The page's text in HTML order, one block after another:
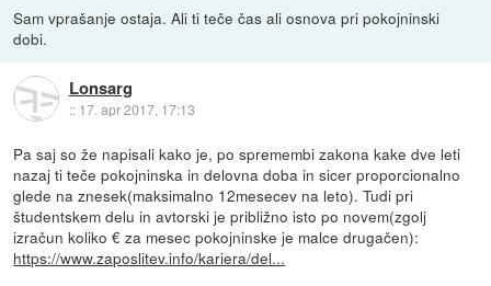
Sam vprašanje ostaja. Ali ti teče čas ali osnova pri pokojninski
dobi.
Lonsarg
:: 17. apr 2017, 17:13
Pa saj so že napisali kako je, po spremembi zakona kake dve leti
nazaj ti teče pokojninska in delovna doba in sicer proporcionalno
glede na znesek(maksimalno 12mesecev na leto). Tudi pri
študentskem delu in avtorski je približno isto po novem(zgolj
izračun koliko € za mesec pokojninske je malce drugačen):
https://www.zaposlitev.info/kariera/del...